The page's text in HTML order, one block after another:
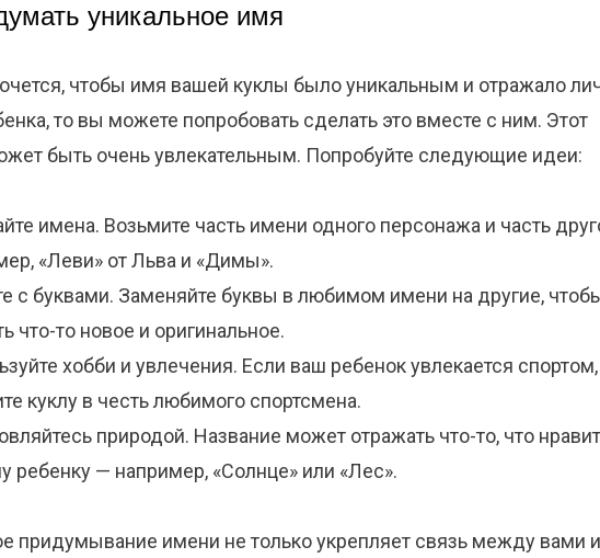
уникальное имя
чтобы имя вашей куклы было уникальным и отражало
то вы можете попробовать сделать это вместе с ним. Этот
быть очень увлекательным. Попробуйте следующие идеи:
имена. Возьмите часть имени одного персонажа и часть
«Леви» от Льва и «Димы».
с буквами. Заменяйте буквы в любимом имени на другие,
что-то новое и оригинальное.
хобби и увлечения. Если ваш ребенок увлекается спортом,
куклу в честь любимого спортсмена.
природой. Название может отражать что-то, что
ребенку — например, «Солнце» или «Лес».
придумывание имени не только укрепляет связь между вами и